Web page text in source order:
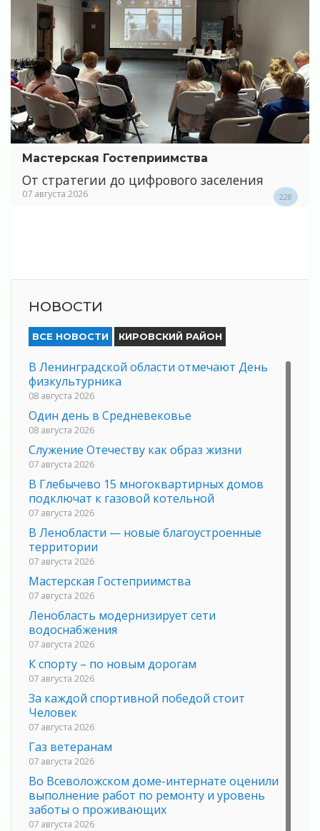
Мастерская Гостеприимства
От стратегии до цифрового заселения
07 августа 2026 228
НОВОСТИ
ВСЕ НОВОСТИ КИРОВСКИЙ РАЙОН
В Ленинградской области отмечают День
физкультурника
08 августа 2026
Один день в Средневековье
08 августа 2026
Служение Отечеству как образ жизни
07 августа 2026
В Глебычево 15 многоквартирных домов
подключат к газовой котельной
07 августа 2026
В Ленобласти — новые благоустроенные
территории
07 августа 2026
Мастерская Гостеприимства
07 августа 2026
Ленобласть модернизирует сети
водоснабжения
07 августа 2026
К спорту – по новым дорогам
07 августа 2026
За каждой спортивной победой стоит
Человек
07 августа 2026
Газ ветеранам
07 августа 2026
Во Всеволожском доме-интернате оценили
выполнение работ по ремонту и уровень
заботы о проживающих
07 августа 2026